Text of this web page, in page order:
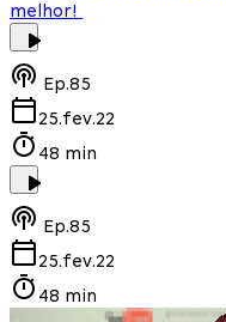
melhor!
Ep.85
25.fev.22
48 min
Ep.85
25.fev.22
48 min